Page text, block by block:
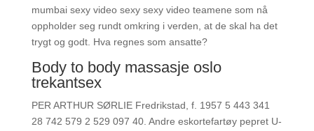
mumbai sexy video sexy sexy video teamene som nå
oppholder seg rundt omkring i verden, at de skal ha det
trygt og godt. Hva regnes som ansatte?
Body to body massasje oslo
trekantsex
PER ARTHUR SØRLIE Fredrikstad, f. 1957 5 443 341
28 742 579 2 529 097 40. Andre eskortefartøy pepret U-